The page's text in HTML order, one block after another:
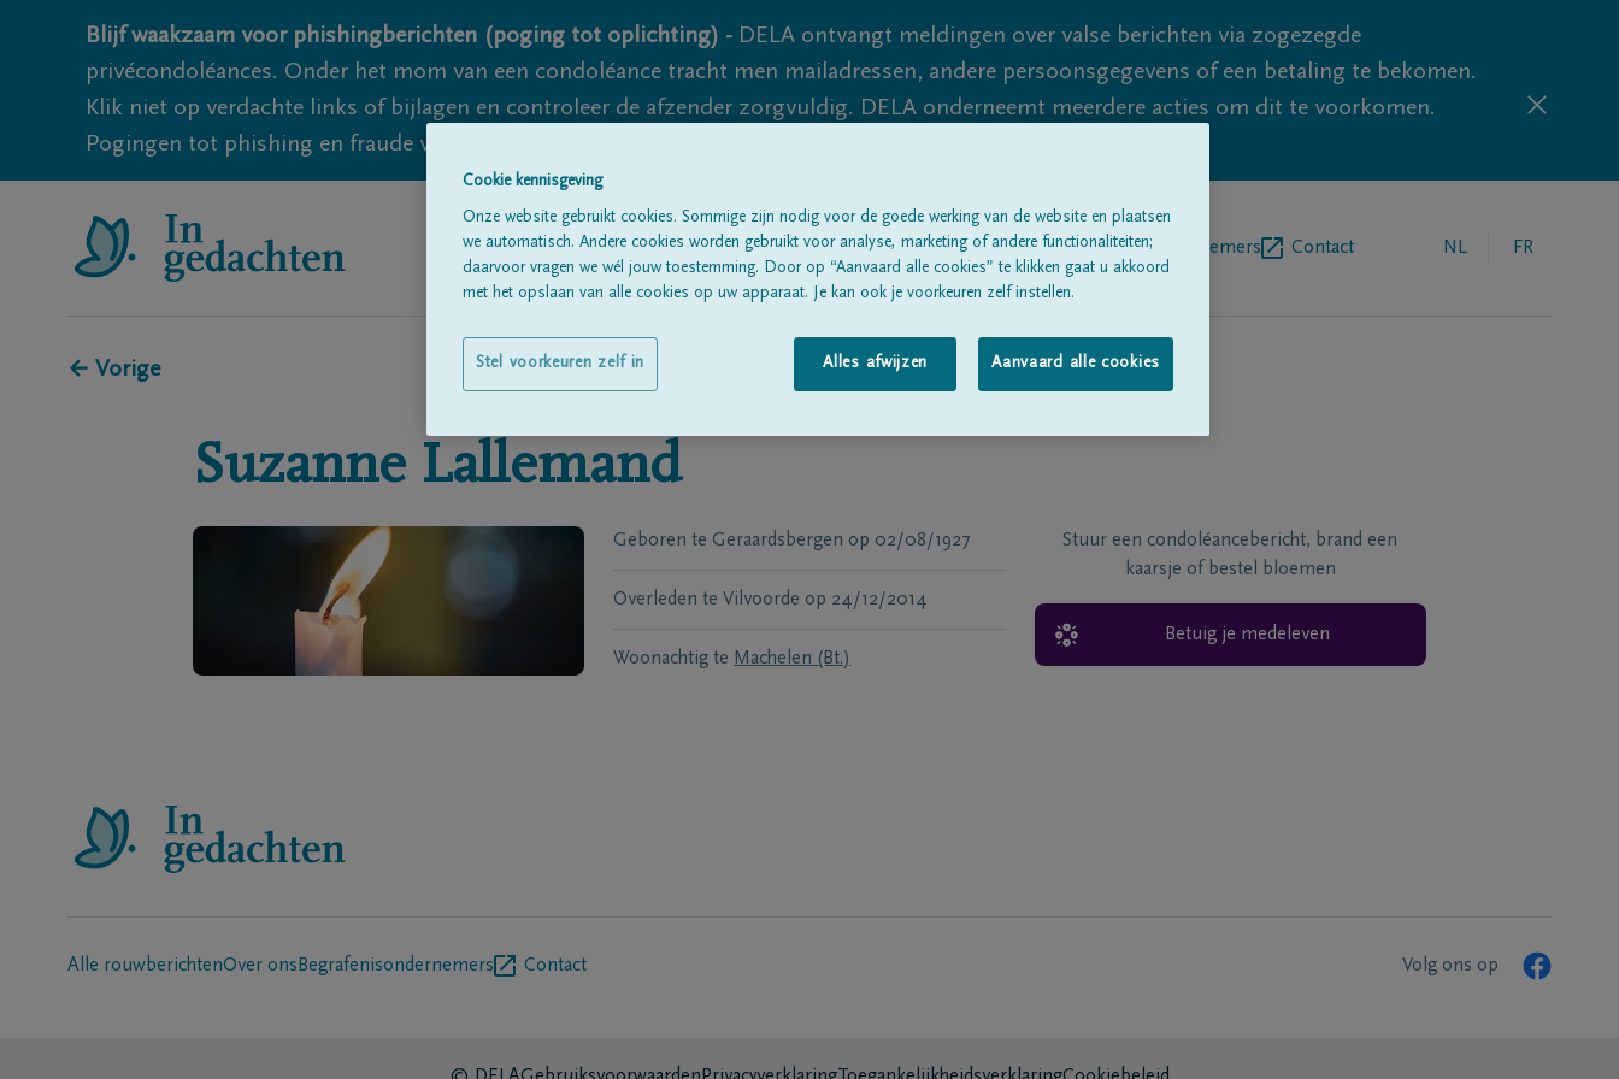
Blijf waakzaam voor phishingberichten (poging tot oplichting) - DELA ontvangt meldingen over valse berichten via zogezegde
privécondoléances. Onder het mom van een condoléance tracht men mailadressen, andere persoonsgegevens of een betaling te bekomen.
Klik niet op verdachte links of bijlagen en controleer de afzender zorgvuldig. DELA onderneemt meerdere acties om dit te voorkomen.
Pogingen tot phishing en fraude vallen echter nooit volledig uit te sluiten, dus blijf waakzaam.
Alle rouwberichten Over onsBegrafenisondernemers Contact NL FR
← Vorige
Suzanne Lallemand
Geboren te Geraardsbergen op 02/08/1927
Overleden te Vilvoorde op 24/12/2014
Woonachtig te Machelen (Bt.)
Stuur een condoléancebericht, brand een
kaarsje of bestel bloemen
Betuig je medeleven
Alle rouwberichtenOver ons Begrafenisondernemers Contact Volg ons op
Cookie kennisgeving
Onze website gebruikt cookies. Sommige zijn nodig voor de goede werking van de website en plaatsen
we automatisch. Andere cookies worden gebruikt voor analyse, marketing of andere functionaliteiten;
daarvoor vragen we wél jouw toestemming. Door op “Aanvaard alle cookies” te klikken gaat u akkoord
met het opslaan van alle cookies op uw apparaat. Je kan ook je voorkeuren zelf instellen.
Alles afwijzen Aanvaard alle cookies
Stel voorkeuren zelf in